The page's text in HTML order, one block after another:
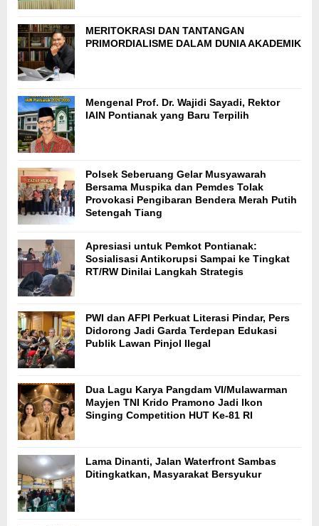
MERITOKRASI DAN TANTANGAN
PRIMORDIALISME DALAM DUNIA AKADEMIK
Mengenal Prof. Dr. Wajidi Sayadi, Rektor
IAIN Pontianak yang Baru Terpilih
Polsek Seberuang Gelar Musyawarah
Bersama Muspika dan Pemdes Tolak
Provokasi Pengibaran Bendera Merah Putih
Setengah Tiang
Apresiasi untuk Pemkot Pontianak:
Sosialisasi Antikorupsi Sampai ke Tingkat
RT/RW Dinilai Langkah Strategis
PWI dan AFPI Perkuat Literasi Pindar, Pers
Didorong Jadi Garda Terdepan Edukasi
Publik Lawan Pinjol Ilegal
Dua Lagu Karya Pangdam VI/Mulawarman
Mayjen TNI Krido Pramono Jadi Ikon
Singing Competition HUT Ke-81 RI
Lama Dinanti, Jalan Waterfront Sambas
Ditingkatkan, Masyarakat Bersyukur